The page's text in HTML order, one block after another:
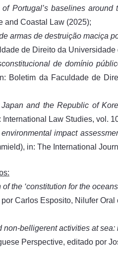
Portugal’s baselines
and Coastal Law (2025);
armas de destruição maciça
de Direito da
de domínio
Boletim da Faculdade de
and the Republic of
International Law Studies, vol.
impact
in: The International
the ‘constitution for the
por Carlos Esposito, Nilufer
non-belligerent activities at
Perspective, editado por